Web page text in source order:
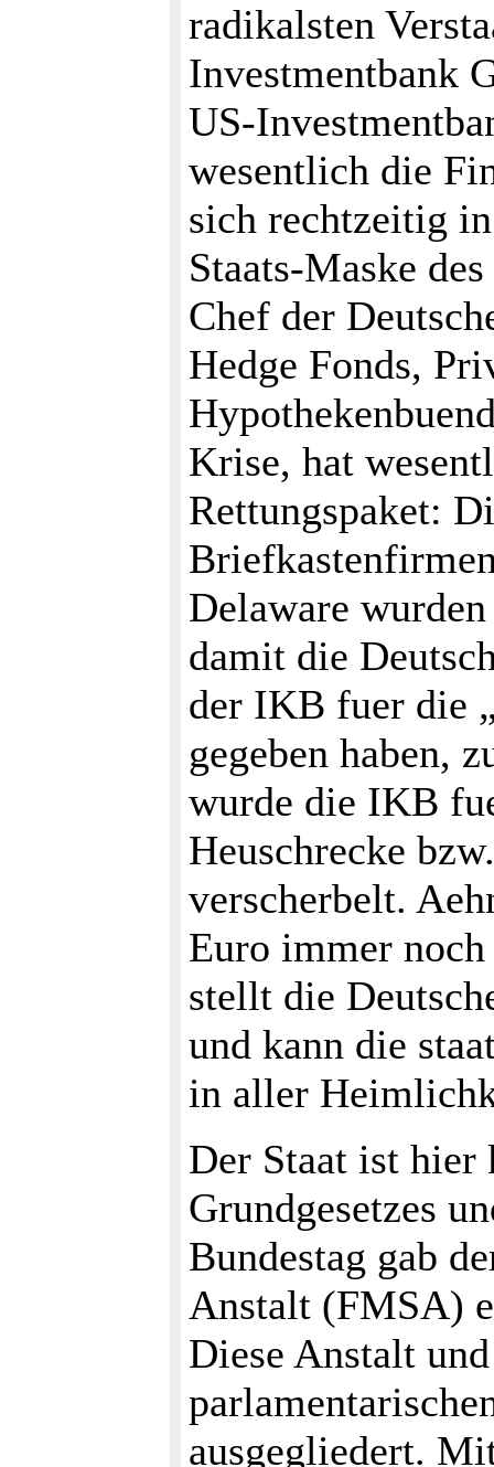
radikalsten
Investmentbank
US-
wesentlich die
sich rechtzeitig
Staats-Maske
Chef der
Hedge Fonds,
Krise, hat
Rettungspaket:
Delaware
damit die
der IKB fuer die
gegeben haben,
wurde die IKB
Heuschrecke
verscherbelt.
Euro immer
stellt die
und kann die
in aller
Der Staat ist hier
Grundgesetzes
Bundestag gab
Anstalt (FMSA)
Diese Anstalt
ausgegliedert.